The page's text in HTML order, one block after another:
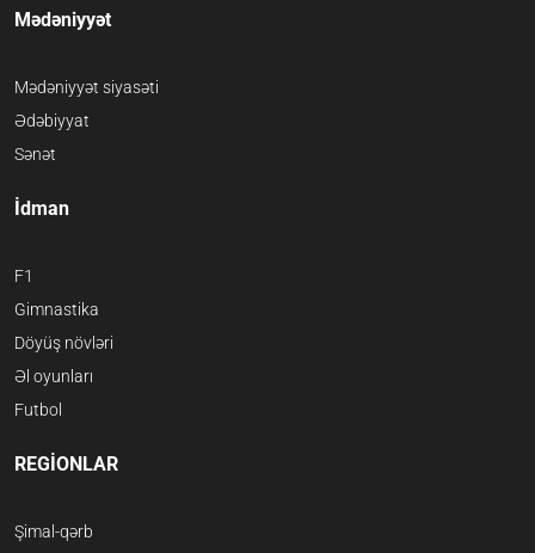
Mədəniyyət
Mədəniyyət siyasəti
Ədəbiyyat
Sənət
İdman
F1
Gimnastika
Döyüş növləri
Əl oyunları
Futbol
REGİONLAR
Şimal-qərb